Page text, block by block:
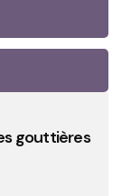
gouttières